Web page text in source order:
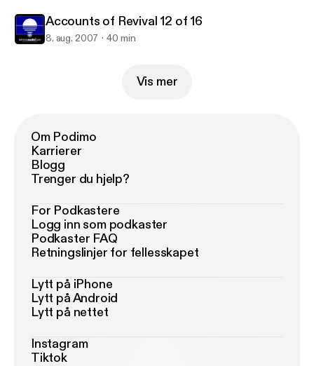
Accounts of Revival 12 of 16
8. aug. 2007 40 min
Vis mer
Om Podimo
Karrierer
Blogg
Trenger du hjelp?
For Podkastere
Logg inn som podkaster
Podkaster FAQ
Retningslinjer for fellesskapet
Lytt på iPhone
Lytt på Android
Lytt på nettet
Instagram
Tiktok